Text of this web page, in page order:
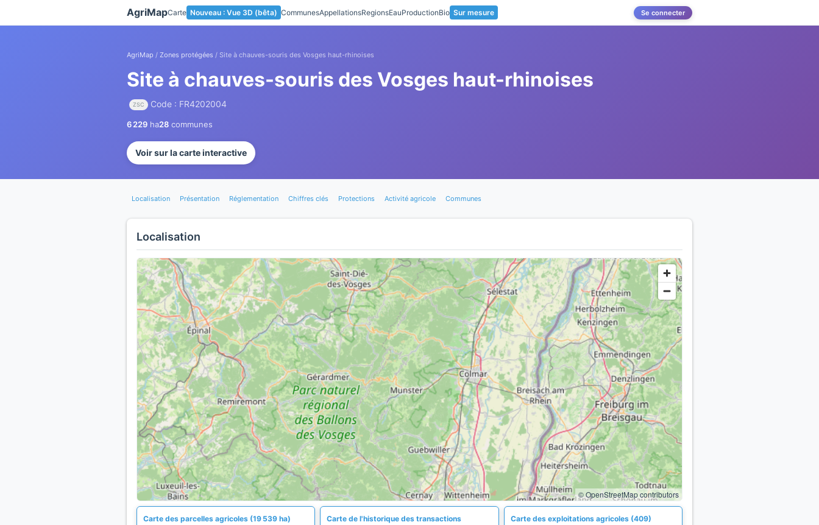
AgriMapCarte Nouveau : Vue 3D (bêta) CommunesAppellationsRegionsEauProductionBio Sur mesure Se connecter
AgriMap / Zones protégées / Site à chauves-souris des Vosges haut-rhinoises
Site à chauves-souris des Vosges haut-rhinoises
ZSC Code : FR4202004
6 229 ha28 communes
Voir sur la carte interactive
Localisation Présentation Réglementation Chiffres clés Protections Activité agricole Communes
Localisation
© OpenStreetMap contributors
Carte des parcelles agricoles (19 539 ha)
Carte de l'historique des transactions
Carte des exploitations agricoles (409)
Panneau de gestion des cookies